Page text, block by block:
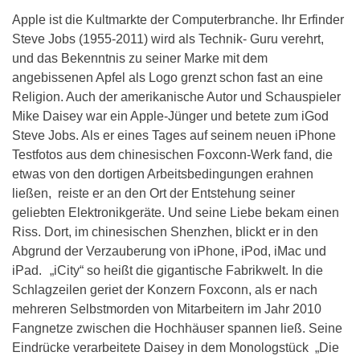
Apple ist die Kultmarkte der Computerbranche. Ihr Erfinder
Steve Jobs (1955-2011) wird als Technik- Guru verehrt,
und das Bekenntnis zu seiner Marke mit dem
angebissenen Apfel als Logo grenzt schon fast an eine
Religion. Auch der amerikanische Autor und Schauspieler
Mike Daisey war ein Apple-Jünger und betete zum iGod
Steve Jobs. Als er eines Tages auf seinem neuen iPhone
Testfotos aus dem chinesischen Foxconn-Werk fand, die
etwas von den dortigen Arbeitsbedingungen erahnen
ließen, reiste er an den Ort der Entstehung seiner
geliebten Elektronikgeräte. Und seine Liebe bekam einen
Riss. Dort, im chinesischen Shenzhen, blickt er in den
Abgrund der Verzauberung von iPhone, iPod, iMac und
iPad. „iCity“ so heißt die gigantische Fabrikwelt. In die
Schlagzeilen geriet der Konzern Foxconn, als er nach
mehreren Selbstmorden von Mitarbeitern im Jahr 2010
Fangnetze zwischen die Hochhäuser spannen ließ. Seine
Eindrücke verarbeitete Daisey in dem Monologstück „Die